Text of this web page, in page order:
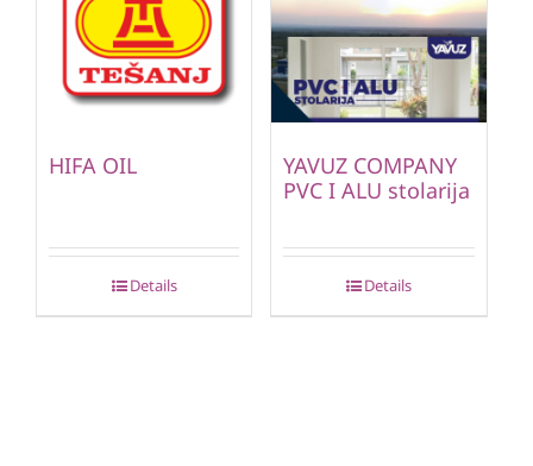
HIFA OIL
Details
YAVUZ COMPANY
PVC I ALU stolarija
Details